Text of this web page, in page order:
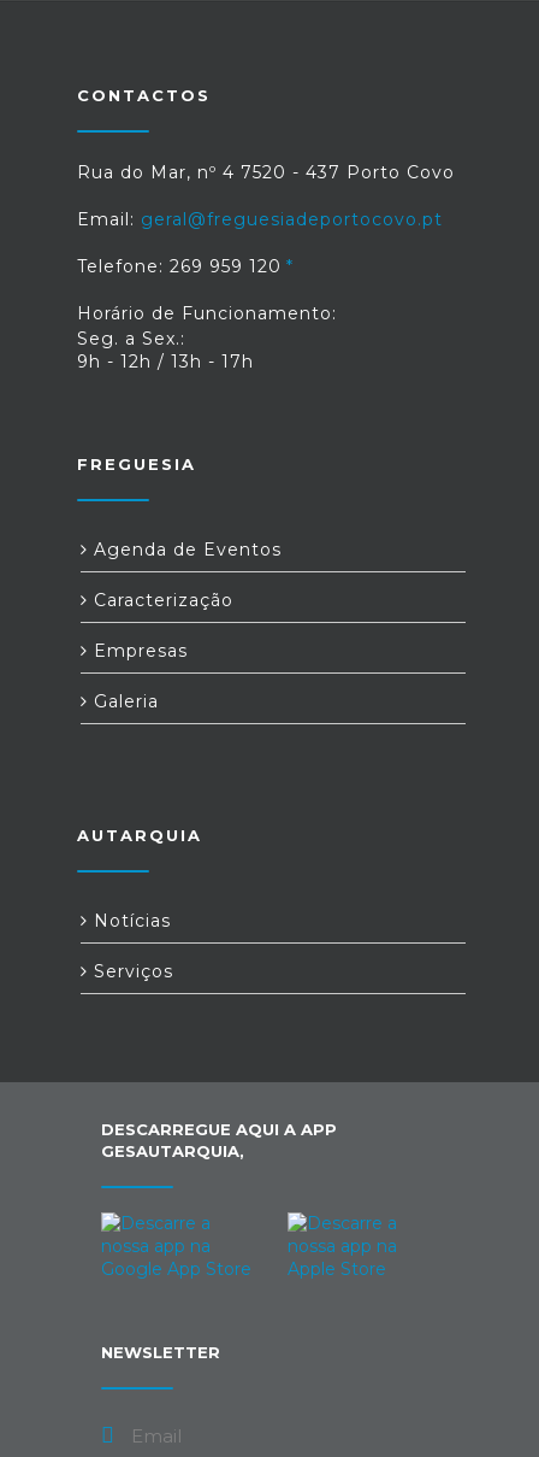
CONTACTOS
Rua do Mar, nº 4 7520 - 437 Porto Covo
Email: geral@freguesiadeportocovo.pt
Telefone: 269 959 120
Horário de Funcionamento:
Seg. a Sex.:
9h - 12h / 13h - 17h
FREGUESIA
Agenda de Eventos
Caracterização
Empresas
Galeria
AUTARQUIA
Notícias
Serviços
DESCARREGUE AQUI A APP
GESAUTARQUIA,
NEWSLETTER